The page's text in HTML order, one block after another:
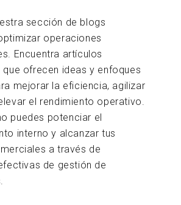
sección de blogs
operaciones
Encuentra artículos
ofrecen ideas y enfoques
mejorar la eficiencia, agilizar
el rendimiento operativo.
puedes potenciar el
interno y alcanzar tus
a través de
de gestión de